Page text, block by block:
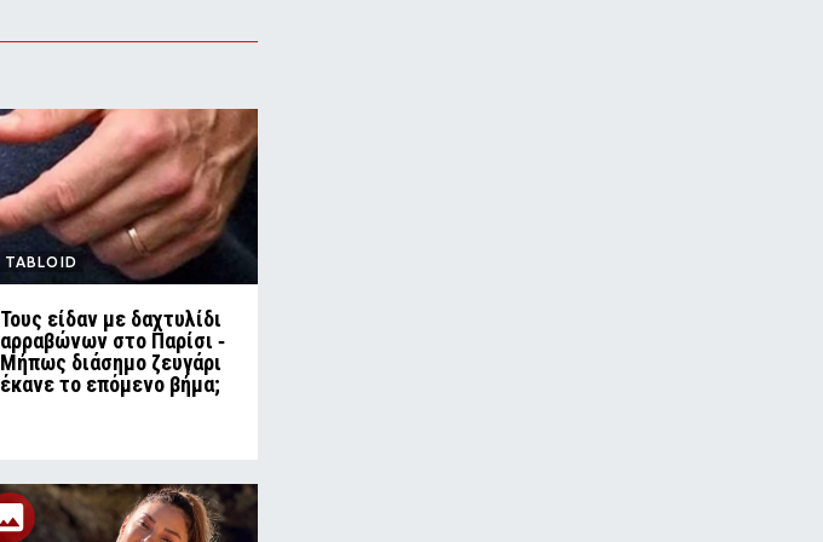
TABLOID
Τους είδαν με δαχτυλίδι
αρραβώνων στο Παρίσι ‑
Μήπως διάσημο ζευγάρι
έκανε το επόμενο βήμα;